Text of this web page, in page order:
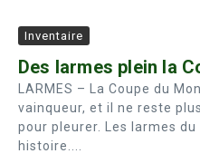
Inventaire
Des larmes plein la
LARMES – La Coupe du
vainqueur, et il ne reste
pour pleurer. Les larmes
histoire....